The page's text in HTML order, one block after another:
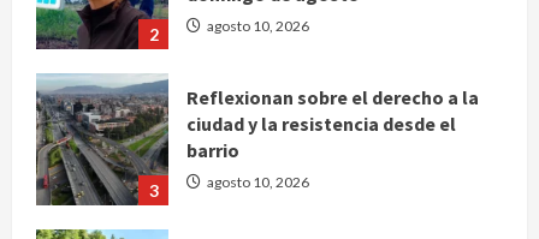
2 agosto 10, 2026
3
Reflexionan sobre el derecho a la
ciudad y la resistencia desde el
barrio
agosto 10, 2026